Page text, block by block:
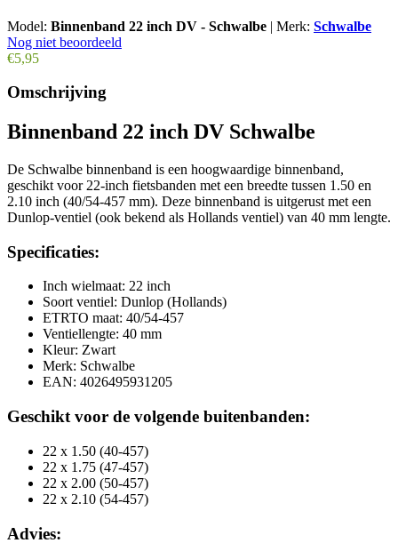
Model: Binnenband 22 inch DV - Schwalbe | Merk: Schwalbe
Nog niet beoordeeld
€5,95
Omschrijving
Binnenband 22 inch DV Schwalbe
De Schwalbe binnenband is een hoogwaardige binnenband,
geschikt voor 22-inch fietsbanden met een breedte tussen 1.50 en
2.10 inch (40/54-457 mm). Deze binnenband is uitgerust met een
Dunlop-ventiel (ook bekend als Hollands ventiel) van 40 mm lengte.
Specificaties:
Inch wielmaat: 22 inch
Soort ventiel: Dunlop (Hollands)
ETRTO maat: 40/54-457
Ventiellengte: 40 mm
Kleur: Zwart
Merk: Schwalbe
EAN: 4026495931205
Geschikt voor de volgende buitenbanden:
22 x 1.50 (40-457)
22 x 1.75 (47-457)
22 x 2.00 (50-457)
22 x 2.10 (54-457)
Advies: